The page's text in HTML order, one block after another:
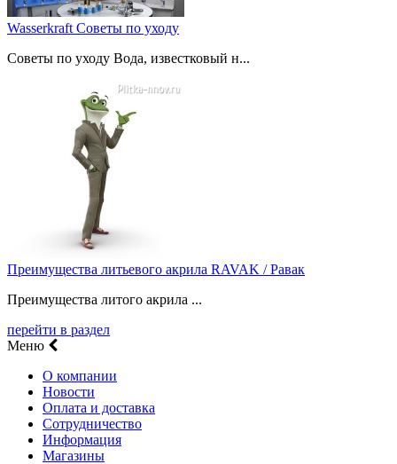
Wasserkraft Советы по уходу
Советы по уходу Вода, известковый н...
Преимущества литьевого акрила RAVAK / Равак
Преимущества литого акрила ...
перейти в раздел
Меню
О компании
Новости
Оплата и доставка
Сотрудничество
Информация
Магазины